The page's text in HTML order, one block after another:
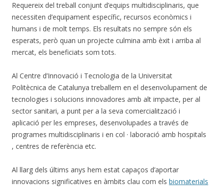
Requereix del treball conjunt d’equips multidisciplinaris, que
necessiten d’equipament específic, recursos econòmics i
humans i de molt temps. Els resultats no sempre són els
esperats, però quan un projecte culmina amb èxit i arriba al
mercat, els beneficiats som tots.
Al Centre d’Innovació i Tecnologia de la Universitat
Politècnica de Catalunya treballem en el desenvolupament de
tecnologies i solucions innovadores amb alt impacte, per al
sector sanitari, a punt per a la seva comercialització i
aplicació per les empreses, desenvolupades a través de
programes multidisciplinaris i en col · laboració amb hospitals
, centres de referència etc.
Al llarg dels últims anys hem estat capaços d’aportar
innovacions significatives en àmbits clau com els biomaterials